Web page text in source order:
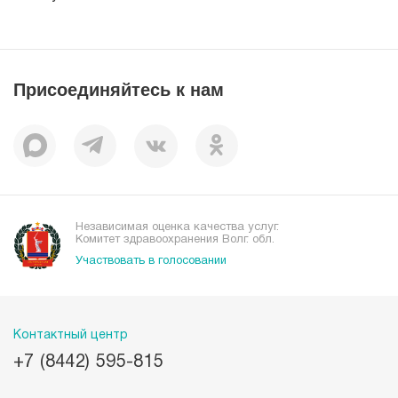
Пациентам
Присоединяйтесь к нам
Независимая оценка качества услуг.
Комитет здравоохранения Волг. обл.
Участвовать в голосовании
Контактный центр
+7 (8442) 595-815